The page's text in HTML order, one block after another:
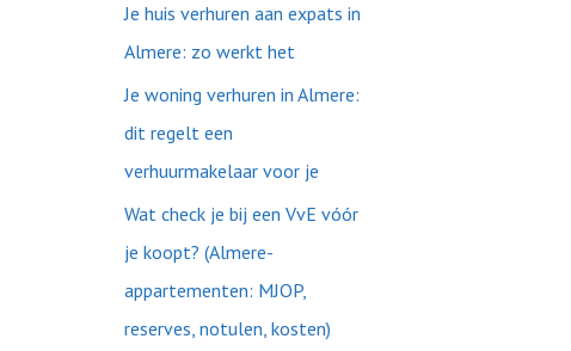
Je huis verhuren aan expats in
Almere: zo werkt het
Je woning verhuren in Almere:
dit regelt een
verhuurmakelaar voor je
Wat check je bij een VvE vóór
je koopt? (Almere-
appartementen: MJOP,
reserves, notulen, kosten)